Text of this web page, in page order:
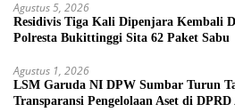
Agustus 5, 2026
Residivis Tiga Kali Dipenjara Kembali
Polresta Bukittinggi Sita 62 Paket Sabu
Agustus 1, 2026
LSM Garuda NI DPW Sumbar Turun
Transparansi Pengelolaan Aset di DPRD